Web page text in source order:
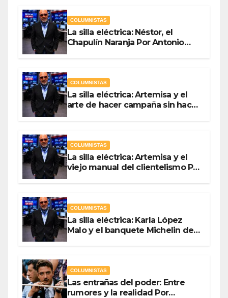
COLUMNISTAS
La silla eléctrica: Néstor, el
Chapulín Naranja Por Antonio
COLUMNISTAS
La silla eléctrica: Artemisa y el
arte de hacer campaña sin hacer
COLUMNISTAS
La silla eléctrica: Artemisa y el
viejo manual del clientelismo Por
COLUMNISTAS
La silla eléctrica: Karla López
Malo y el banquete Michelin del
COLUMNISTAS
Las entrañas del poder: Entre
rumores y la realidad Por